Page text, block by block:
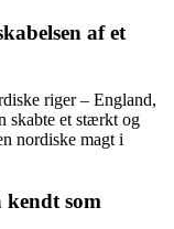
af et
riger – England,
skabte et stærkt og
nordiske magt i
kendt som